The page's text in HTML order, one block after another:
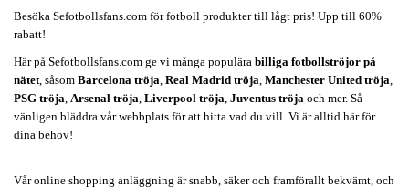
Besöka Sefotbollsfans.com för fotboll produkter till lågt pris! Upp till 60%
rabatt!
Här på Sefotbollsfans.com ge vi många populära billiga fotbollströjor på
nätet , såsom Barcelona tröja Real Madrid tröja Manchester United tröja
PSG tröja Arsenal tröja Liverpool tröja Juventus tröja och mer. Så
vänligen bläddra vår webbplats för att hitta vad du vill. Vi är alltid här för
dina behov!
Vår online shopping anläggning är snabb, säker och framförallt bekvämt, och